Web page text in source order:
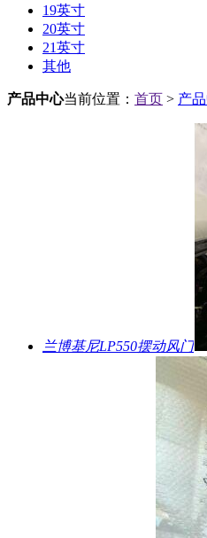
19英寸
20英寸
21英寸
其他
产品中心当前位置： 首页 > 产
兰博基尼LP550摆动风门